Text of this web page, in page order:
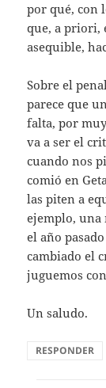
por qué, con
que, a priori,
asequible,
Sobre el
parece que
falta, por
va a ser el
cuando nos
comió en
las piten a
ejemplo, una
el año
cambiado el
juguemos
Un saludo.
RESPONDER